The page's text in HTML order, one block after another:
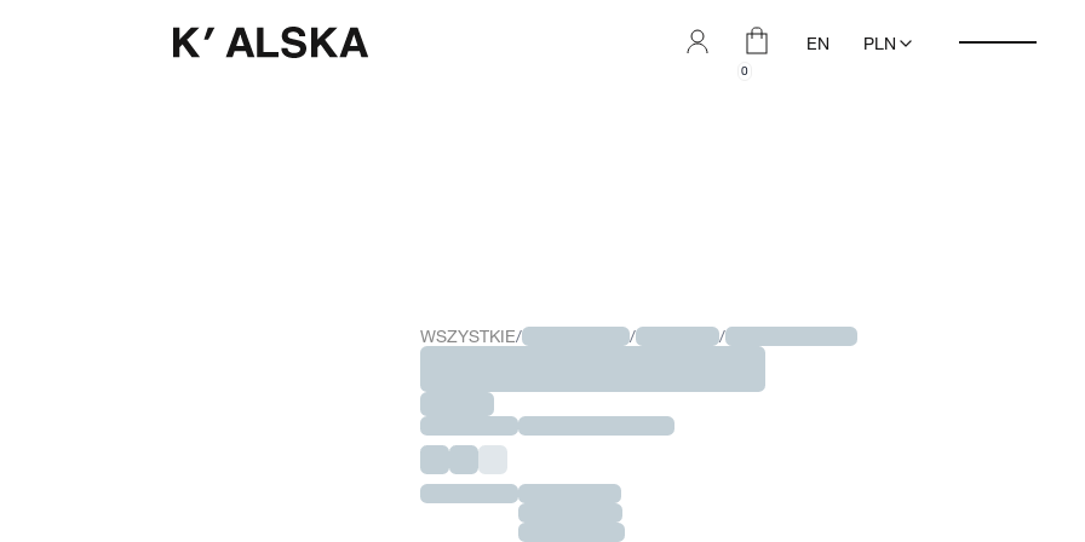
0
EN PLN
WSZYSTKIE/COLLECTION/KOLCZYKI/PRODUCT TITLE
TIDAL STUDS L
Option LabelSELECTED OPTION
Option Label